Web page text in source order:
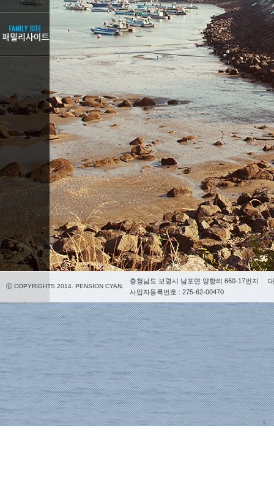
ⓒ COPYRIGHTS 2014. PENSION CYAN.
충청남도 보령시 남포면 양항리 660-17번지
사업자등록번호 : 275-62-00470